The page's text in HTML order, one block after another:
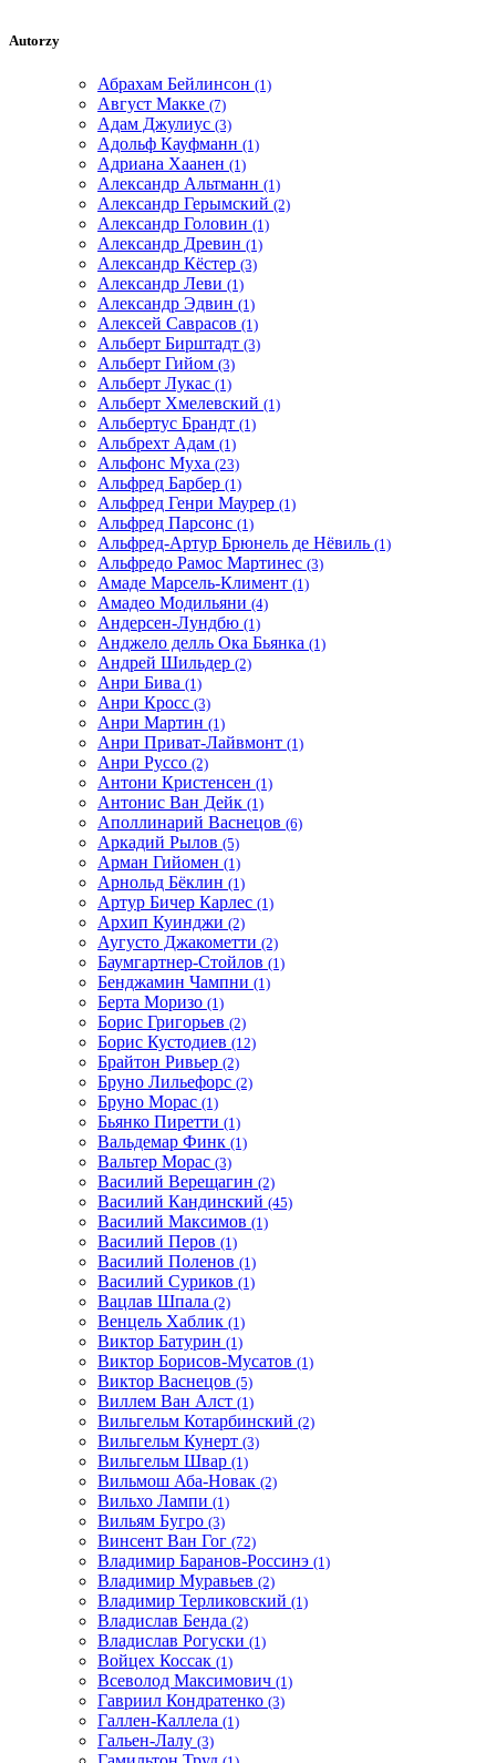
Autorzy
Абрахам Бейлинсон (1)
Август Макке (7)
Адам Джулиус (3)
Адольф Кауфманн (1)
Адриана Хаанен (1)
Александр Альтманн (1)
Александр Герымский (2)
Александр Головин (1)
Александр Древин (1)
Александр Кёстер (3)
Александр Леви (1)
Александр Эдвин (1)
Алексей Саврасов (1)
Альберт Бирштадт (3)
Альберт Гийом (3)
Альберт Лукас (1)
Альберт Хмелевский (1)
Альбертус Брандт (1)
Альбрехт Адам (1)
Альфонс Муха (23)
Альфред Барбер (1)
Альфред Генри Маурер (1)
Альфред Парсонс (1)
Альфред-Артур Брюнель де Нёвиль (1)
Альфредо Рамос Мартинес (3)
Амаде Марсель-Климент (1)
Амадео Модильяни (4)
Андерсен-Лундбю (1)
Анджело делль Ока Бьянка (1)
Андрей Шильдер (2)
Анри Бива (1)
Анри Кросс (3)
Анри Мартин (1)
Анри Приват-Лайвмонт (1)
Анри Руссо (2)
Антони Кристенсен (1)
Антонис Ван Дейк (1)
Аполлинарий Васнецов (6)
Аркадий Рылов (5)
Арман Гийомен (1)
Арнольд Бёклин (1)
Артур Бичер Карлес (1)
Архип Куинджи (2)
Аугусто Джакометти (2)
Баумгартнер-Стойлов (1)
Бенджамин Чампни (1)
Берта Моризо (1)
Борис Григорьев (2)
Борис Кустодиев (12)
Брайтон Ривьер (2)
Бруно Лильефорс (2)
Бруно Морас (1)
Бьянко Пиретти (1)
Вальдемар Финк (1)
Вальтер Морас (3)
Василий Верещагин (2)
Василий Кандинский (45)
Василий Максимов (1)
Василий Перов (1)
Василий Поленов (1)
Василий Суриков (1)
Вацлав Шпала (2)
Венцель Хаблик (1)
Виктор Батурин (1)
Виктор Борисов-Мусатов (1)
Виктор Васнецов (5)
Виллем Ван Алст (1)
Вильгельм Котарбинский (2)
Вильгельм Кунерт (3)
Вильгельм Швар (1)
Вильмош Аба-Новак (2)
Вильхо Лампи (1)
Вильям Бугро (3)
Винсент Ван Гог (72)
Владимир Баранов-Россинэ (1)
Владимир Муравьев (2)
Владимир Терликовский (1)
Владислав Бенда (2)
Владислав Рогуски (1)
Войцех Коссак (1)
Всеволод Максимович (1)
Гавриил Кондратенко (3)
Галлен-Каллела (1)
Гальен-Лалу (3)